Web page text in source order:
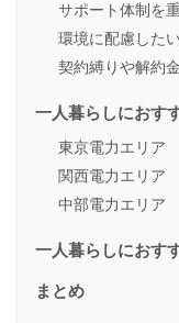
サポート体制を
環境に配慮した
契約縛りや解約
一人暮らしにおす
東京電力エリア
関西電力エリア
中部電力エリア
一人暮らしにおす
まとめ